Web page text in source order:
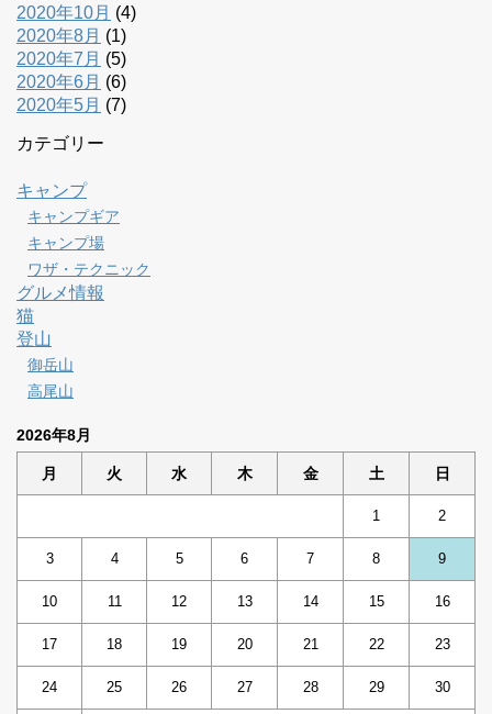
2020年10月 (4)
2020年8月 (1)
2020年7月 (5)
2020年6月 (6)
2020年5月 (7)
カテゴリー
キャンプ
キャンプギア
キャンプ場
ワザ・テクニック
グルメ情報
猫
登山
御岳山
高尾山
2026年8月
月 火 水 木 金 土 日
1 2
3 4 5 6 7 8 9
10 11 12 13 14 15 16
17 18 19 20 21 22 23
24 25 26 27 28 29 30